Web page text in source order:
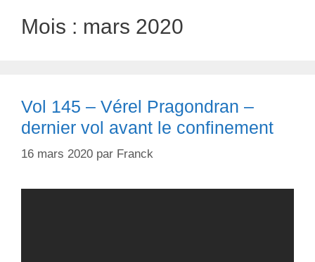
Mois : mars 2020
Vol 145 – Vérel Pragondran –
dernier vol avant le confinement
16 mars 2020 par Franck